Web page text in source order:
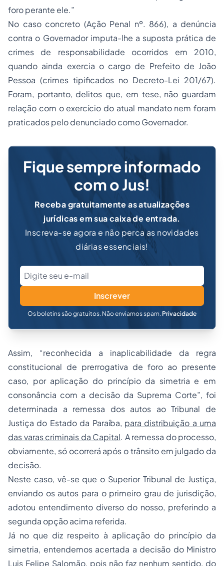
foro perante ele.”
No caso concreto (Ação Penal nº. 866), a denúncia
contra o Governador imputa-lhe a suposta prática de
crimes de responsabilidade ocorridos em 2010,
quando ainda exercia o cargo de Prefeito de João
Pessoa (crimes tipificados no Decreto-Lei 201/67).
Foram, portanto, delitos que, em tese, não guardam
relação com o exercício do atual mandato nem foram
praticados pelo denunciado como Governador.
Fique sempre informado
com o Jus!
Receba gratuitamente as atualizações
jurídicas em sua caixa de entrada.
Inscreva-se agora e não perca as novidades
diárias essenciais!
Inscrever
Os boletins são gratuitos. Não enviamos spam. Privacidade
Assim, “reconhecida a inaplicabilidade da regra
constitucional de prerrogativa de foro ao presente
caso, por aplicação do princípio da simetria e em
consonância com a decisão da Suprema Corte”, foi
determinada a remessa dos autos ao Tribunal de
Justiça do Estado da Paraíba, para distribuição a uma
das varas criminais da Capital. A remessa do processo,
obviamente, só ocorrerá após o trânsito em julgado da
decisão.
Neste caso, vê-se que o Superior Tribunal de Justiça,
enviando os autos para o primeiro grau de jurisdição,
adotou entendimento diverso do nosso, preferindo a
segunda opção acima referida.
Já no que diz respeito à aplicação do princípio da
simetria, entendemos acertada a decisão do Ministro
Luis Felipe Salomão, pois não faz nenhum sentido, do